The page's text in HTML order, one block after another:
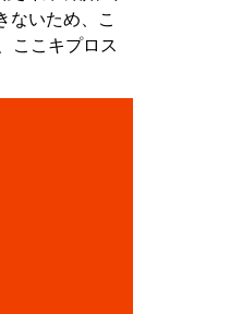
ないため、こ
ここキプロス